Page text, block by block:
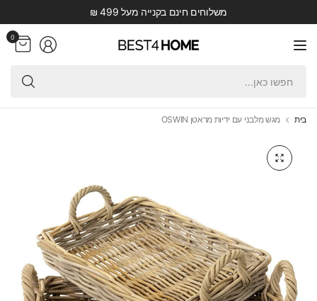
משלוחים חינם בקנייה מעל 499 ₪
0
בית מגש מלבני עם ידיות מראטן OSWIN